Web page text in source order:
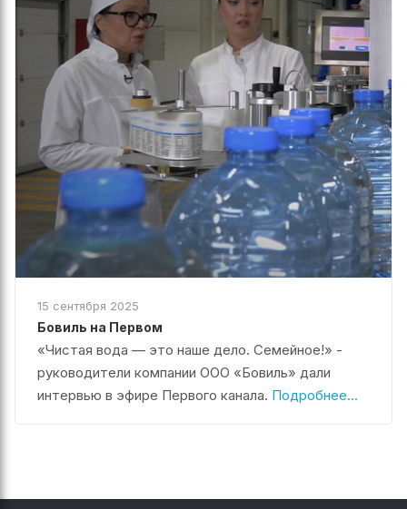
15 сентября 2025
Бовиль на Первом
«Чистая вода — это наше дело. Семейное!» -
руководители компании ООО «Бовиль» дали
интервью в эфире Первого канала. Подробнее...